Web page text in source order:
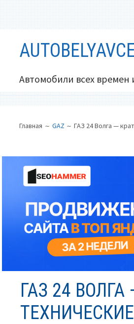
содержимому
Автомобили всех
МЕНЮ
САЙТЕ
(ХЛЕБНЫЕ
КРОШКИ)
Главная GAZ ГАЗ 24 Волга —
ГАЗ 24